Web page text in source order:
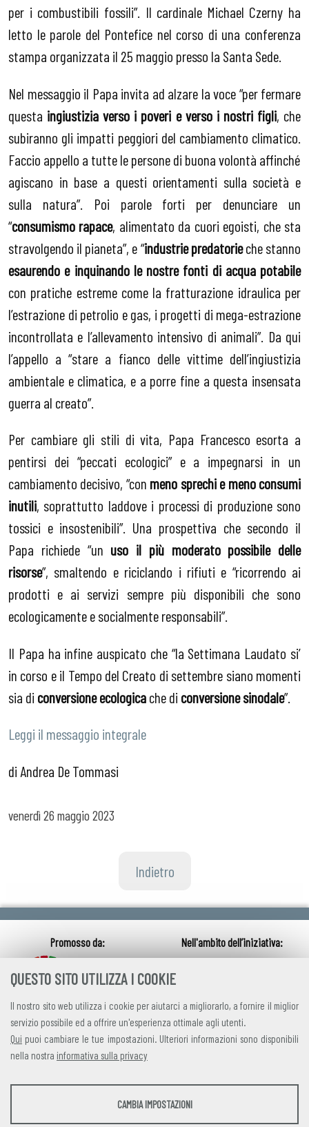
QUESTO SITO UTILIZZA I COOKIE
Il nostro sito web utilizza i cookie per aiutarci a migliorarlo, a fornire il miglior
servizio possibile ed a offrire un'esperienza ottimale agli utenti.
Qui puoi cambiare le tue impostazioni. Ulteriori informazioni sono disponibili
nella nostra informativa sulla privacy
STATISTICHE
CAMBIA IMPOSTAZIONI
per i combustibili fossili”. Il cardinale Michael Czerny ha
letto le parole del Pontefice nel corso di una conferenza
stampa organizzata il 25 maggio presso la Santa Sede.
Nel messaggio il Papa invita ad alzare la voce “per fermare
questa ingiustizia verso i poveri e verso i nostri figli, che
subiranno gli impatti peggiori del cambiamento climatico.
Faccio appello a tutte le persone di buona volontà affinché
agiscano in base a questi orientamenti sulla società e
sulla natura”. Poi parole forti per denunciare un
“consumismo rapace, alimentato da cuori egoisti, che sta
stravolgendo il pianeta”, e “industrie predatorieche stanno
esaurendo e inquinando le nostre fonti di acqua potabile
con pratiche estreme come la fratturazione idraulica per
l’estrazione di petrolio e gas, i progetti di mega-estrazione
incontrollata e l’allevamento intensivo di animali”. Da qui
l’appello a “stare a fianco delle vittime dell’ingiustizia
ambientale e climatica, e a porre fine a questa insensata
guerra al creato”.
Per cambiare gli stili di vita, Papa Francesco esorta a
pentirsi dei “peccati ecologici” e a impegnarsi in un
cambiamento decisivo, “con meno sprechi e meno consumi
inutili, soprattutto laddove i processi di produzione sono
tossici e insostenibili”. Una prospettiva che secondo il
Papa richiede “un uso il più moderato possibile delle
risorse”, smaltendo e riciclando i rifiuti e “ricorrendo ai
prodotti e ai servizi sempre più disponibili che sono
ecologicamente e socialmente responsabili”.
Il Papa ha infine auspicato che “la Settimana Laudato si’
in corso e il Tempo del Creato di settembre siano momenti
sia di conversione ecologicache di conversione sinodale”.
Leggi il messaggio integrale
di Andrea De Tommasi
venerdì 26 maggio 2023
Indietro
credits|privacy|contatti
Alleanza Italiana per lo Sviluppo Sostenibile